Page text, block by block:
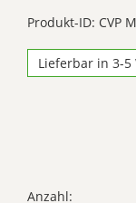
Produkt-ID: CVP
Lieferbar in 3-5
Anzahl: